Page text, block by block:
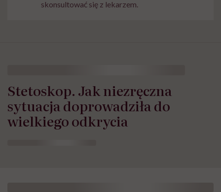
skonsultować się z lekarzem.
Stetoskop. Jak niezręczna
sytuacja doprowadziła do
wielkiego odkrycia